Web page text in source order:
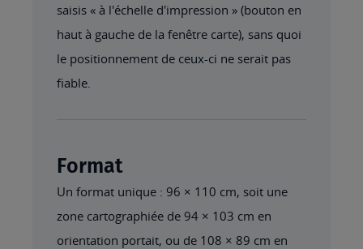
saisis « à l'échelle d'impression » (bouton en
haut à gauche de la fenêtre carte), sans quoi
le positionnement de ceux-ci ne serait pas
fiable.
Format
Un format unique : 96 × 110 cm, soit une
zone cartographiée de 94 × 103 cm en
orientation portait, ou de 108 × 89 cm en